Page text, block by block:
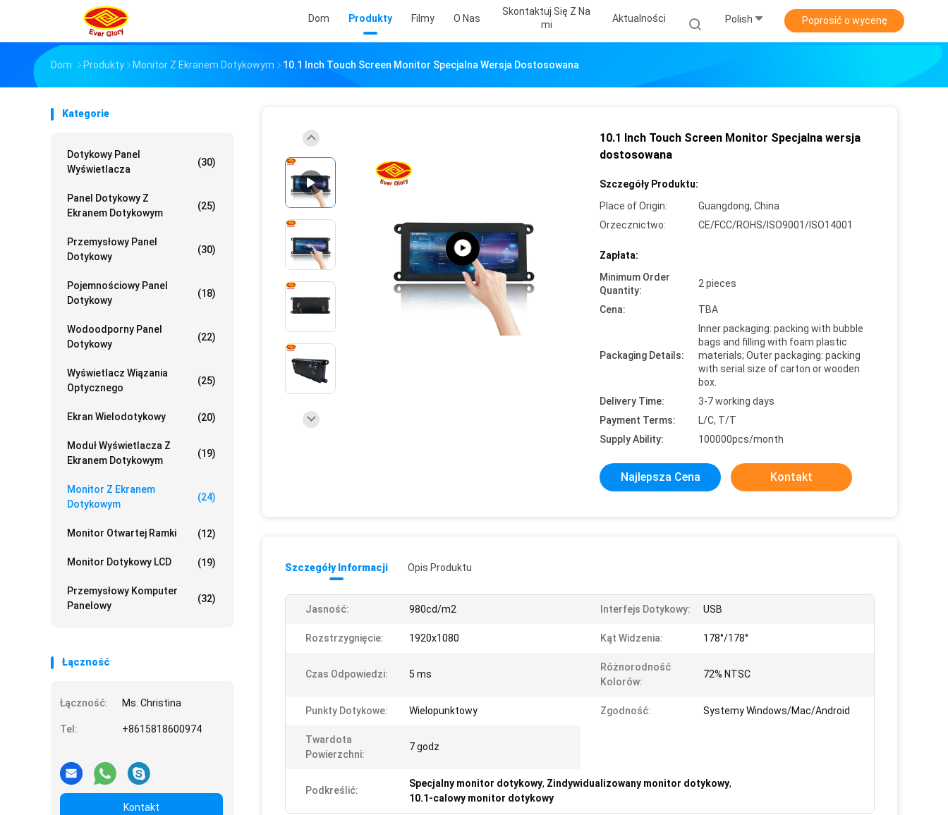
Dom Produkty Filmy O Nas
Skontaktuj Się Z Na
Mi
Aktualności Polish Poprosić o wycenę
Dom Produkty Monitor Z Ekranem Dotykowym 10.1 Inch Touch Screen Monitor Specjalna Wersja Dostosowana
Kategorie
Dotykowy Panel
Wyświetlacza
(30)
Panel Dotykowy Z
Ekranem Dotykowym
(25)
Przemysłowy Panel
Dotykowy
(30)
Pojemnościowy Panel
Dotykowy
(18)
Wodoodporny Panel
Dotykowy
(22)
Wyświetlacz Wiązania
Optycznego
(25)
Ekran Wielodotykowy (20)
Moduł Wyświetlacza Z
Ekranem Dotykowym
(19)
Monitor Z Ekranem
Dotykowym
(24)
Monitor Otwartej Ramki (12)
Monitor Dotykowy LCD (19)
Przemysłowy Komputer
Panelowy
(32)
Łączność
Łączność: Ms. Christina
Tel: +8615818600974
Kontakt
10.1 Inch Touch Screen Monitor Specjalna wersja
dostosowana
Szczegóły Produktu:
Place of Origin:
Guangdong, China
Orzecznictwo:
CE/FCC/ROHS/ISO9001/ISO14001
Zapłata:
Minimum Order
Quantity:
2 pieces
Cena: TBA
Packaging Details:
Inner packaging: packing with bubble
bags and filling with foam plastic
materials; Outer packaging: packing
with serial size of carton or wooden
box.
Delivery Time:
3-7 working days
Payment Terms:
L/C, T/T
Supply Ability:
100000pcs/month
Najlepsza Cena Kontakt
Szczegóły Informacji Opis Produktu
Jasność: 980cd/m2 Interfejs Dotykowy: USB
Rozstrzygnięcie: 1920x1080 Kąt Widzenia: 178°/178°
Czas Odpowiedzi: 5 ms
Różnorodność
Kolorów:
72% NTSC
Punkty Dotykowe: Wielopunktowy Zgodność: Systemy Windows/Mac/Android
Twardota
Powierzchni:
7 godz
Podkreślić:
Specjalny monitor dotykowy, Zindywidualizowany monitor dotykowy,
10.1-calowy monitor dotykowy